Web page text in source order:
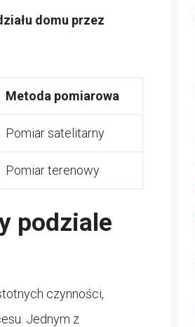
domu przez
Metoda pomiarowa
Pomiar satelitarny
Pomiar terenowy
podziale
czynności,
Jednym z